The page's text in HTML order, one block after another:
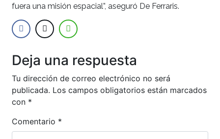
fuera una misión espacial”, aseguró De Ferraris.
Deja una respuesta
Tu dirección de correo electrónico no será
publicada. Los campos obligatorios están marcados
con *
Comentario *